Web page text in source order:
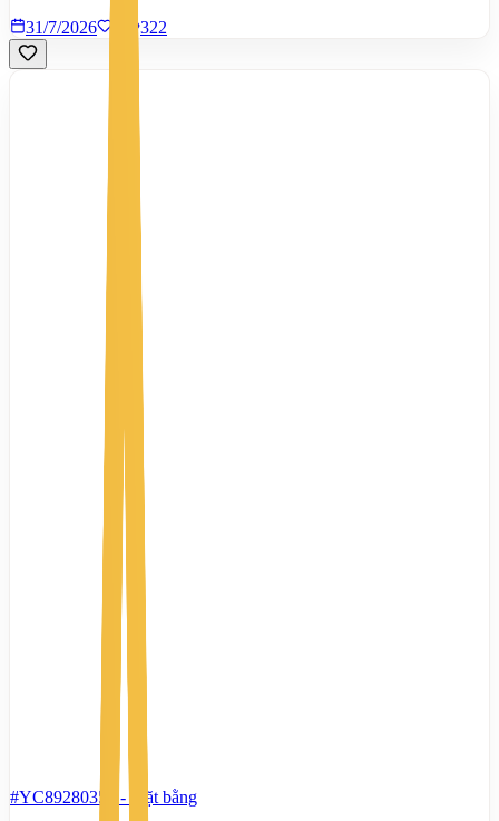
31/7/2026
322
#YC89280357 - Mặt bằng